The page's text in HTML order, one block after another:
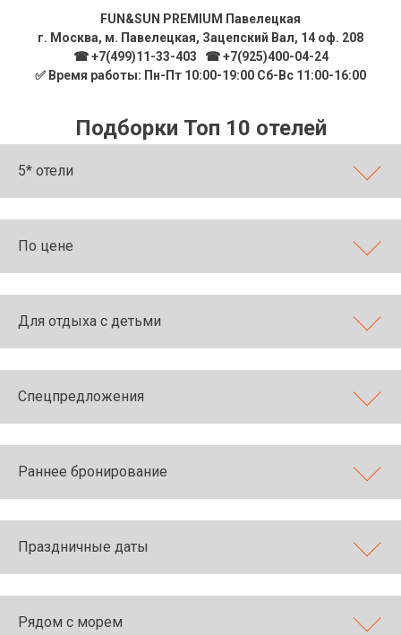
FUN&SUN PREMIUM Павелецкая
г. Москва, м. Павелецкая, Зацепский Вал, 14 оф. 208
☎ +7(499)11-33-403
☎ +7(925)400-04-24
✅ Время работы: Пн-Пт 10:00-19:00 Сб-Вс 11:00-16:00
Подборки Топ 10 отелей
5* отели
По цене
Для отдыха с детьми
Спецпредложения
Раннее бронирование
Праздничные даты
Рядом с морем